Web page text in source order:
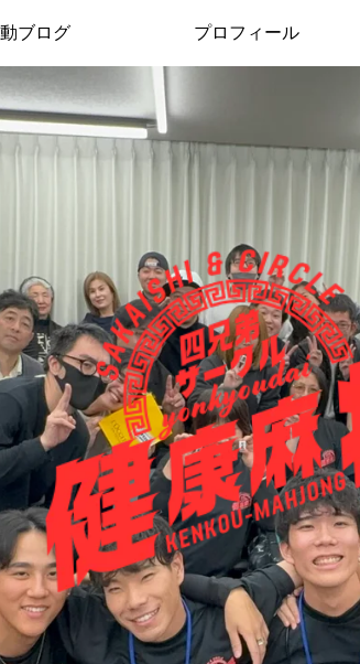
ブログ プロフィール